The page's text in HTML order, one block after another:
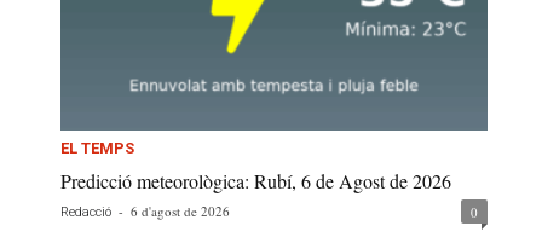
EL TEMPS
Predicció meteorològica: Rubí, 6 de Agost de 2026
Redacció - 6 d'agost de 2026 0